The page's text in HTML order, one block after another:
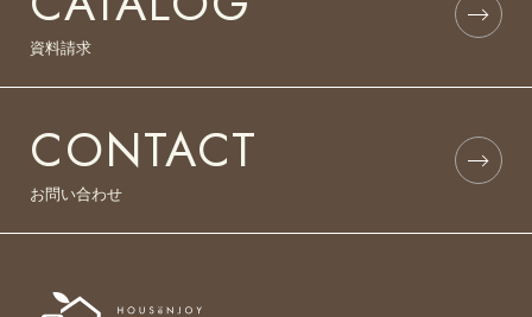
資料請求
CONTACT
お問い合わせ